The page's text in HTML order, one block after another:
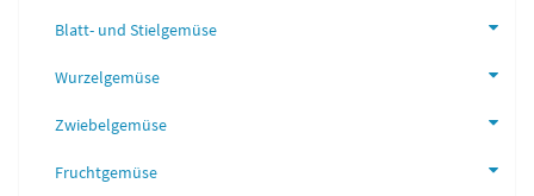
Blatt- und Stielgemüse
Wurzelgemüse
Zwiebelgemüse
Fruchtgemüse